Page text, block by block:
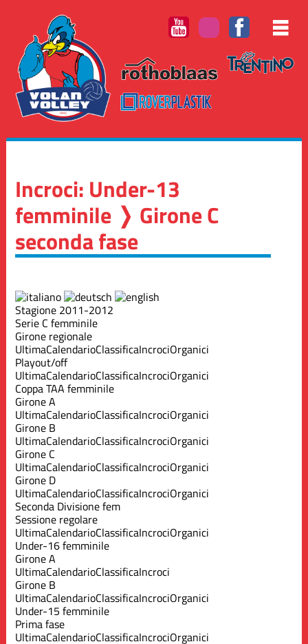
Incroci: Under-13
femminile ❭ Girone C
seconda fase
Stagione 2011-2012
Serie C femminile
Girone regionale
UltimaCalendarioClassificaIncrociOrganici
Playout/off
UltimaCalendarioClassificaIncrociOrganici
Coppa TAA femminile
Girone A
UltimaCalendarioClassificaIncrociOrganici
Girone B
UltimaCalendarioClassificaIncrociOrganici
Girone C
UltimaCalendarioClassificaIncrociOrganici
Girone D
UltimaCalendarioClassificaIncrociOrganici
Seconda Divisione fem
Sessione regolare
UltimaCalendarioClassificaIncrociOrganici
Under-16 femminile
Girone A
UltimaCalendarioClassificaIncroci
Girone B
UltimaCalendarioClassificaIncrociOrganici
Under-15 femminile
Prima fase
UltimaCalendarioClassificaIncrociOrganici